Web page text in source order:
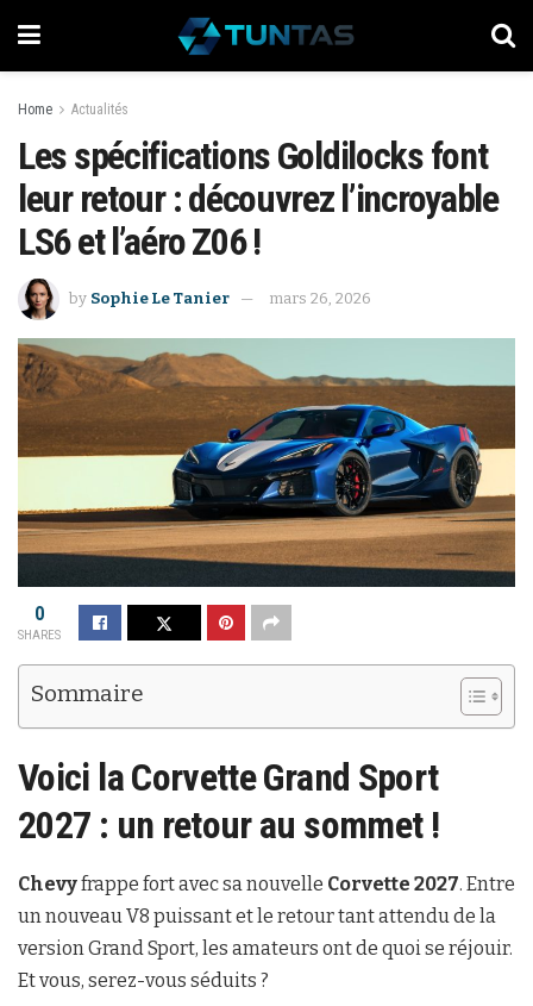
Home Actualités
Les spécifications Goldilocks font
leur retour : découvrez l’incroyable
LS6 et l’aéro Z06 !
by Sophie Le Tanier mars 26, 2026
0
SHARES
Sommaire
Voici la Corvette Grand Sport
2027 : un retour au sommet !
Chevyfrappe fort avec sa nouvelle Corvette 2027. Entre
un nouveau V8 puissant et le retour tant attendu de la
version Grand Sport, les amateurs ont de quoi se réjouir.
Et vous, serez-vous séduits ?